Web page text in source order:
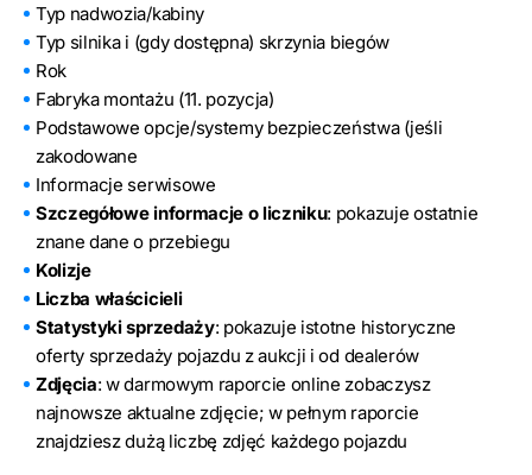
Typ nadwozia/kabiny
Typ silnika i (gdy dostępna) skrzynia biegów
Rok
Fabryka montażu (11. pozycja)
Podstawowe opcje/systemy bezpieczeństwa (jeśli
zakodowane
Informacje serwisowe
Szczegółowe informacje o liczniku: pokazuje ostatnie
znane dane o przebiegu
Kolizje
Liczba właścicieli
Statystyki sprzedaży: pokazuje istotne historyczne
oferty sprzedaży pojazdu z aukcji i od dealerów
Zdjęcia: w darmowym raporcie online zobaczysz
najnowsze aktualne zdjęcie; w pełnym raporcie
znajdziesz dużą liczbę zdjęć każdego pojazdu